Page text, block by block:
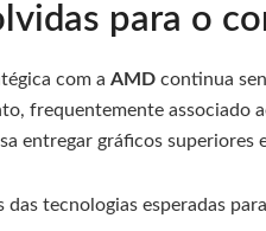
para o
com a AMD continua
frequentemente associado
entregar gráficos superiores
das tecnologias esperadas